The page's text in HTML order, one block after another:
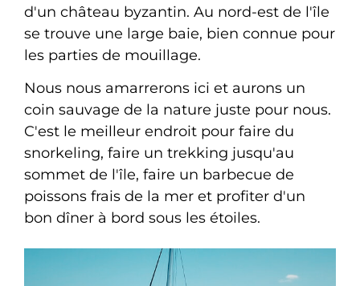
d'un château byzantin. Au nord-est de l'île
se trouve une large baie, bien connue pour
les parties de mouillage.
Nous nous amarrerons ici et aurons un
coin sauvage de la nature juste pour nous.
C'est le meilleur endroit pour faire du
snorkeling, faire un trekking jusqu'au
sommet de l'île, faire un barbecue de
poissons frais de la mer et profiter d'un
bon dîner à bord sous les étoiles.